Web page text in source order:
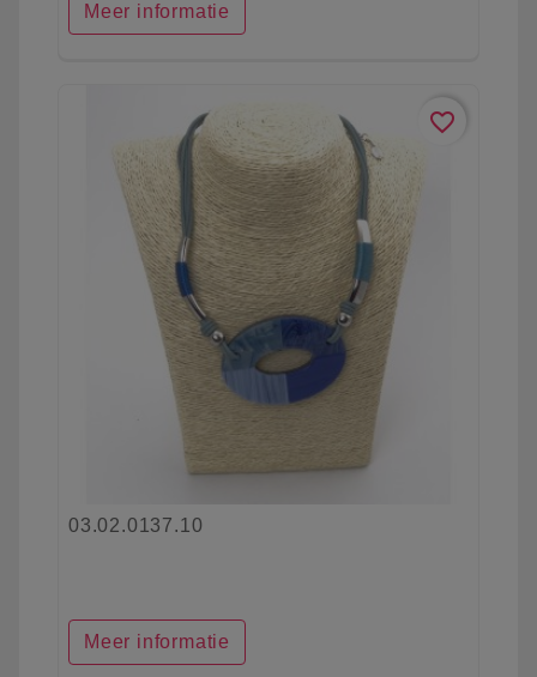
Meer informatie
favorite_border
03.02.0137.10
Meer informatie